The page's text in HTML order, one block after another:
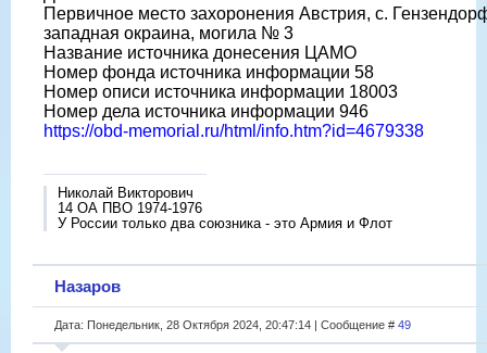
Первичное место захоронения Австрия, с.
западная окраина, могила № 3
Название источника донесения ЦАМО
Номер фонда источника информации 58
Номер описи источника информации 18003
Номер дела источника информации 946
https://obd-memorial.ru/html/info.htm?id=4679338
Николай Викторович
14 ОА ПВО 1974-1976
У России только два союзника - это Армия и Флот
Назаров
Дата: Понедельник, 28 Октября 2024, 20:47:14 | Сообщение # 49